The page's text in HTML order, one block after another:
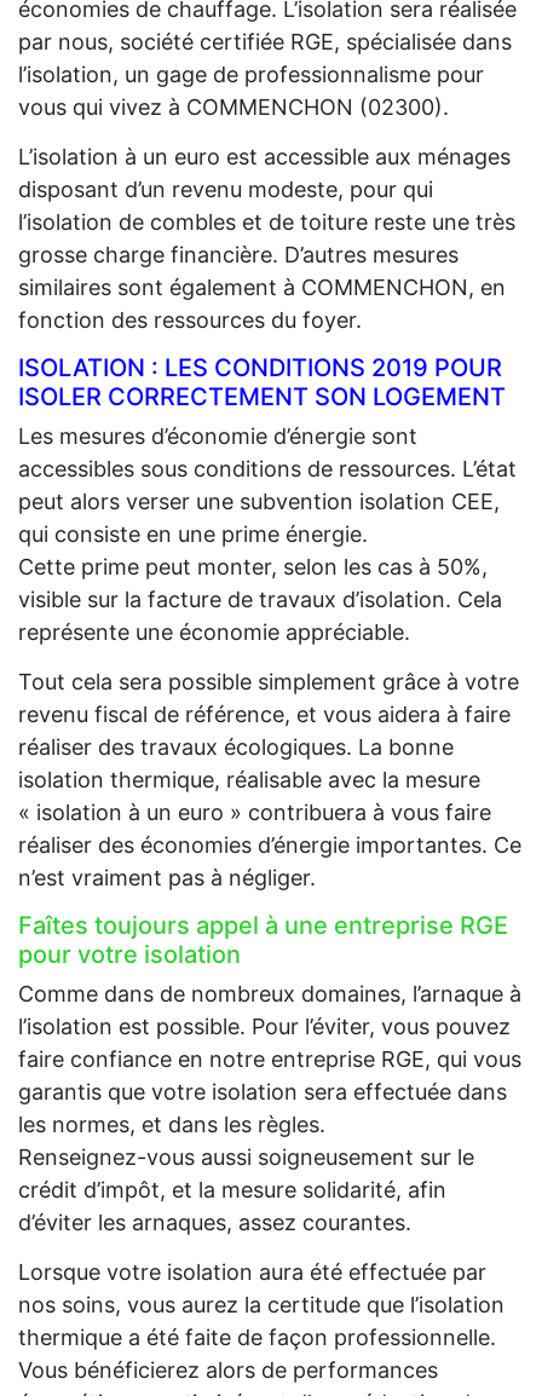
économies de chauffage. L’isolation sera réalisée
par nous, société certifiée RGE, spécialisée dans
l’isolation, un gage de professionnalisme pour
vous qui vivez à COMMENCHON (02300).
L’isolation à un euro est accessible aux ménages
disposant d’un revenu modeste, pour qui
l’isolation de combles et de toiture reste une très
grosse charge financière. D’autres mesures
similaires sont également à COMMENCHON, en
fonction des ressources du foyer.
ISOLATION : LES CONDITIONS 2019 POUR
ISOLER CORRECTEMENT SON LOGEMENT
Les mesures d’économie d’énergie sont
accessibles sous conditions de ressources. L’état
peut alors verser une subvention isolation CEE,
qui consiste en une prime énergie.
Cette prime peut monter, selon les cas à 50%,
visible sur la facture de travaux d’isolation. Cela
représente une économie appréciable.
Tout cela sera possible simplement grâce à votre
revenu fiscal de référence, et vous aidera à faire
réaliser des travaux écologiques. La bonne
isolation thermique, réalisable avec la mesure
« isolation à un euro » contribuera à vous faire
réaliser des économies d’énergie importantes. Ce
n’est vraiment pas à négliger.
Faîtes toujours appel à une entreprise RGE
pour votre isolation
Comme dans de nombreux domaines, l’arnaque à
l’isolation est possible. Pour l’éviter, vous pouvez
faire confiance en notre entreprise RGE, qui vous
garantis que votre isolation sera effectuée dans
les normes, et dans les règles.
Renseignez-vous aussi soigneusement sur le
crédit d’impôt, et la mesure solidarité, afin
d’éviter les arnaques, assez courantes.
Lorsque votre isolation aura été effectuée par
nos soins, vous aurez la certitude que l’isolation
thermique a été faite de façon professionnelle.
Vous bénéficierez alors de performances